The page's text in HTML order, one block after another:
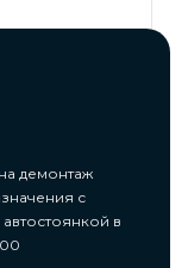
демонтаж
с
в